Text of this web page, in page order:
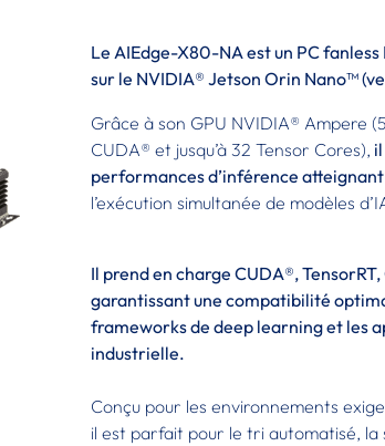
Le AIEdge-X80-NA est un PC fanless
sur le NVIDIA® Jetson Orin Nano™
Grâce à son GPU NVIDIA® Ampere
CUDA® et jusqu’à 32 Tensor Cores),
performances d’inférence atteignant
l’exécution simultanée de modèles
Il prend en charge CUDA®,
garantissant une compatibilité
frameworks de deep learning et les
industrielle.
Conçu pour les environnements
il est parfait pour le tri automatisé, la